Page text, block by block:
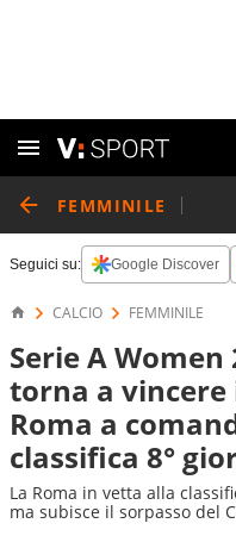
FEMMINILE
Seguici su: Google Discover
CALCIO FEMMINILE
Serie A
torna a
Roma a
classifica 8°
La Roma in vetta alla
ma subisce il sorpasso del